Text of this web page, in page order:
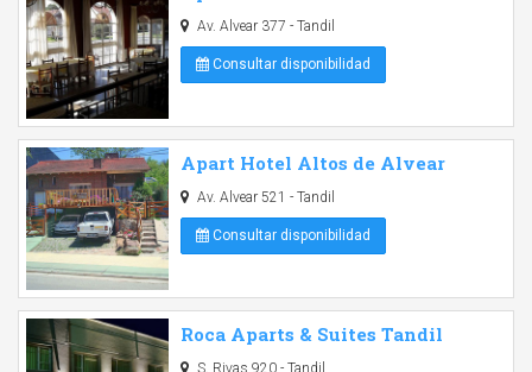
Av. Alvear 377 - Tandil
Consultar disponibilidad
Apart Hotel Altos de Alvear
Av. Alvear 521 - Tandil
Consultar disponibilidad
Roca Aparts & Suites Tandil
S. Rivas 920 - Tandil